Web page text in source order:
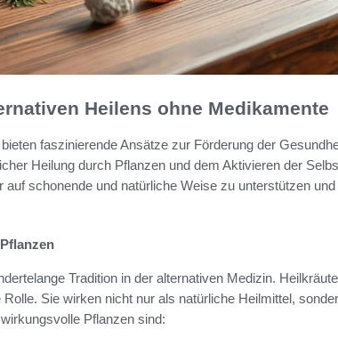
Heilens ohne Medikamente
bieten faszinierende Ansätze zur Förderung der
Heilung durch Pflanzen und dem Aktivieren der
auf schonende und natürliche Weise zu unterstützen
Tradition in der alternativen Medizin.
Sie wirken nicht nur als natürliche Heilmittel,
Pflanzen sind: